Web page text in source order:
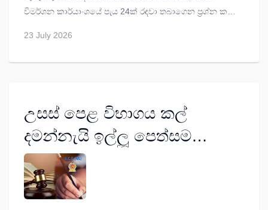
විමර්ශන කාර්යාංශයේ පැය 24ක් රඳවා තබාගෙන ප්‍රශ්න කළ
දක්වා රක්ෂිත බන්ධනාගාරගත කරන ලෙස කොටුව
23 July 2026
උසස් පෙළ විභාගය කල්
දමන්නැයි ඉල්ලූ පෙත්සම
නිෂ්ප්‍රභයි.